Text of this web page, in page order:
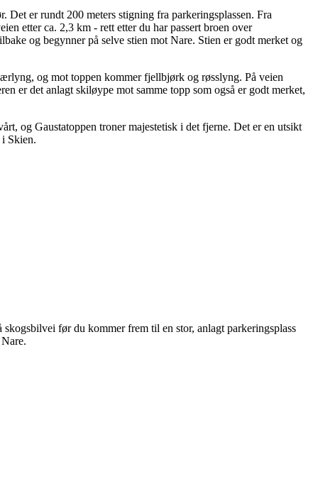
er rundt 200 meters stigning fra parkeringsplassen. Fra
etter ca. 2,3 km - rett etter du har passert broen over
og begynner på selve stien mot Nare. Stien er godt merket og
og mot toppen kommer fjellbjørk og røsslyng. På veien
er det anlagt skiløype mot samme topp som også er godt merket,
og Gaustatoppen troner majestetisk i det fjerne. Det er en utsikt
Skien.
før du kommer frem til en stor, anlagt parkeringsplass